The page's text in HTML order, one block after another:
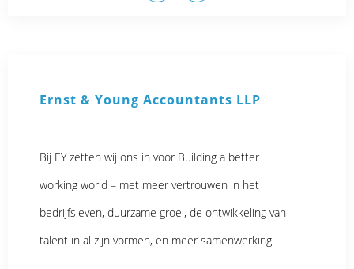
Ernst & Young Accountants LLP
Bij EY zetten wij ons in voor Building a better
working world – met meer vertrouwen in het
bedrijfsleven, duurzame groei, de ontwikkeling van
talent in al zijn vormen, en meer samenwerking.